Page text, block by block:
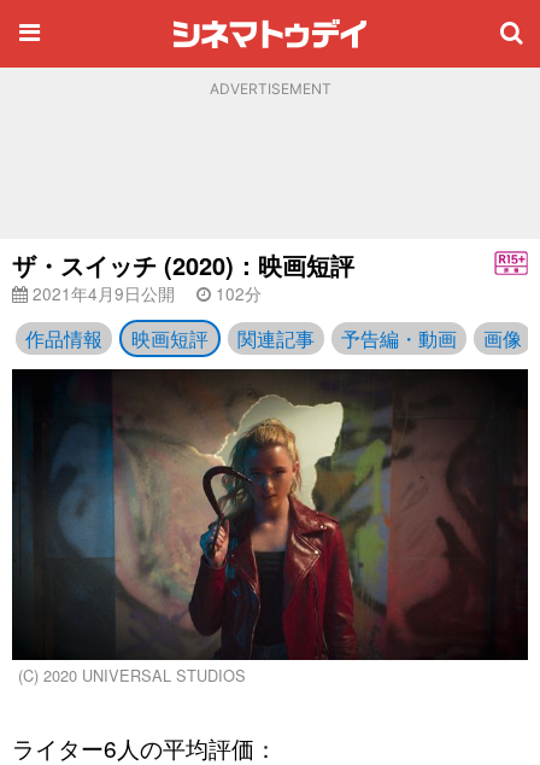
ADVERTISEMENT
ザ・スイッチ (2020)：映画短評
2021年4月9日公開 102分
作品情報 映画短評 関連記事 予告編・動画 画像
(C) 2020 UNIVERSAL STUDIOS
ライター6人の平均評価：